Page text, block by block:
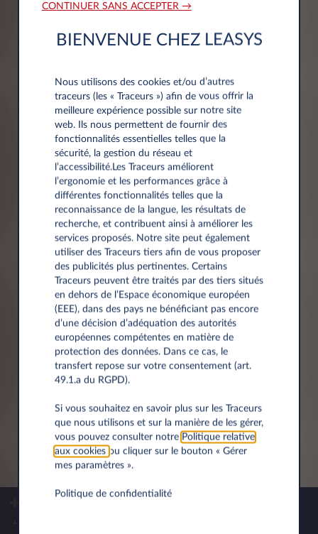
Module
Composé de bacs de confinement avec des séparateurs et des
portes à rabat pour optimiser le compartiment de chargement.
Étagère avec rail latéral
Étagère en acier avec couvercle
EN SAVOIR PLUS
CONTINUER SANS ACCEPTER →
BIENVENUE CHEZ LEASYS
Nous utilisons des cookies et/ou d’autres
traceurs (les « Traceurs ») afin de vous offrir la
meilleure expérience possible sur notre site
web. Ils nous permettent de fournir des
fonctionnalités essentielles telles que la
sécurité, la gestion du réseau et
l’accessibilité.Les Traceurs améliorent
l’ergonomie et les performances grâce à
différentes fonctionnalités telles que la
reconnaissance de la langue, les résultats de
recherche, et contribuent ainsi à améliorer les
services proposés. Notre site peut également
utiliser des Traceurs tiers afin de vous proposer
des publicités plus pertinentes. Certains
Traceurs peuvent être traités par des tiers situés
en dehors de l’Espace économique européen
(EEE), dans des pays ne bénéficiant pas encore
d’une décision d’adéquation des autorités
européennes compétentes en matière de
protection des données. Dans ce cas, le
transfert repose sur votre consentement (art.
49.1.a du RGPD).
Si vous souhaitez en savoir plus sur les Traceurs
que nous utilisons et sur la manière de les gérer,
vous pouvez consulter notre Politique relative
aux cookies ou cliquer sur le bouton « Gérer
mes paramètres ».
Politique de confidentialité